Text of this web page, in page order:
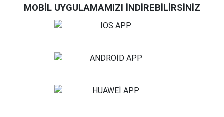
MOBİL UYGULAMAMIZI İNDİREBİLİRSİNİZ